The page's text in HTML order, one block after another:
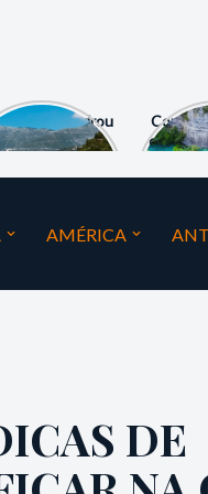
a Albânia virou
“Maldivas da
Como
os
AMÉRICA
DE